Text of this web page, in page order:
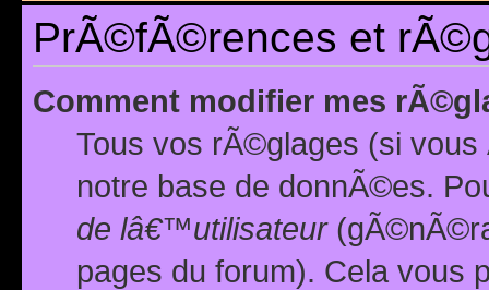
PrÃ©fÃ©rences et
Comment modifier mes
Tous vos rÃ©glages (si
notre base de donnÃ©es.
de lâ€™utilisateur
pages du forum). Cela vous